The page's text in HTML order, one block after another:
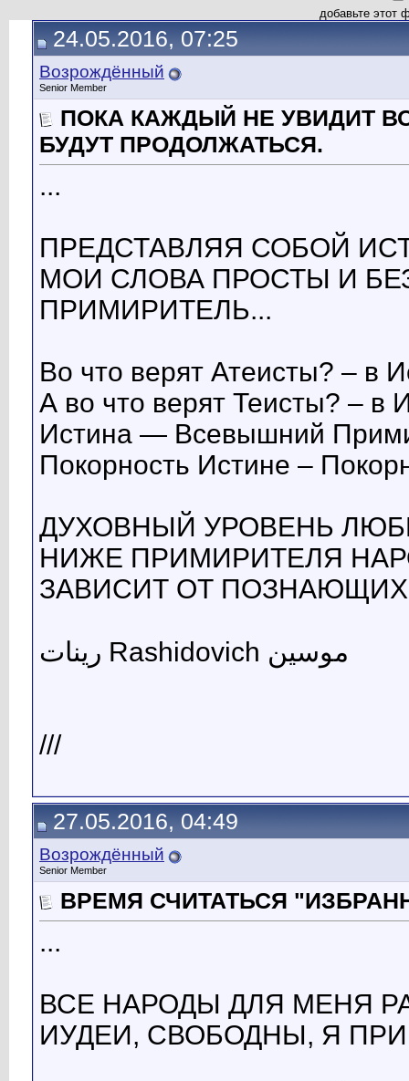
добавьте этот
24.05.2016, 07:25
Возрождённый
Senior Member
ПОКА КАЖДЫЙ НЕ УВИДИТ
БУДУТ ПРОДОЛЖАТЬСЯ.
...
ПРЕДСТАВЛЯЯ СОБОЙ
МОИ СЛОВА ПРОСТЫ И
ПРИМИРИТЕЛЬ...
Во что верят Атеисты? – в
А во что верят Теисты? – в
Истина — Всевышний
Покорность Истине –
ДУХОВНЫЙ УРОВЕНЬ
НИЖЕ ПРИМИРИТЕЛЯ
ЗАВИСИТ ОТ
رينات Rashidovich موسين
///
27.05.2016, 04:49
Возрождённый
Senior Member
ВРЕМЯ СЧИТАТЬСЯ
...
ВСЕ НАРОДЫ ДЛЯ МЕНЯ
ИУДЕИ, СВОБОДНЫ, Я